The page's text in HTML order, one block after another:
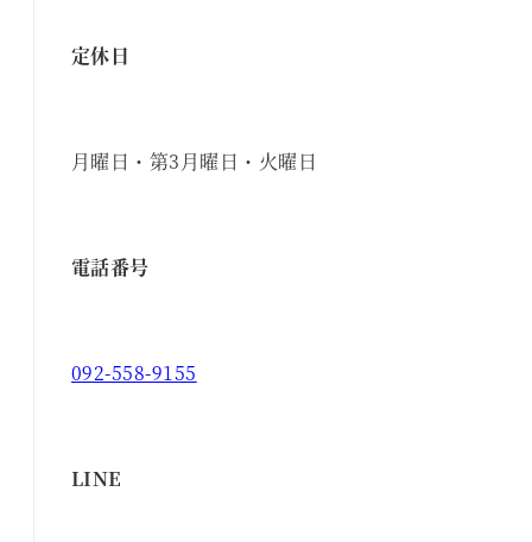
定休日
月曜日・第3月曜日・火曜日
電話番号
092-558-9155
LINE